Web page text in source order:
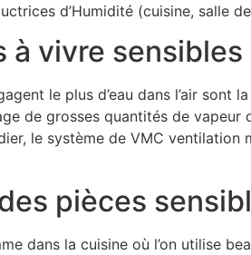
d’Humidité (cuisine, salle
à vivre sensibles
le plus d’eau dans l’air sont
de grosses quantités de vapeur
le système de VMC
pièces
dans la cuisine où l’on utilise